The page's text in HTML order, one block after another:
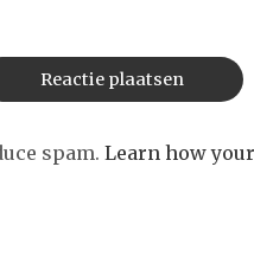
spam. Learn how